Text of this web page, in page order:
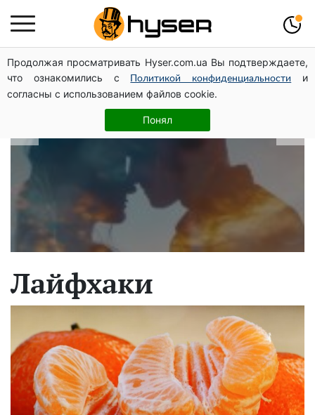
Продолжая просматривать Hyser.com.ua Вы подтверждаете,
что ознакомились с
Политикой конфиденциальности
и
согласны с использованием файлов cookie.
Понял
В які дати народжуються найвірніші
чоловіки: краще одразу перевірити,
щоб потім не страждати
Лайфхаки